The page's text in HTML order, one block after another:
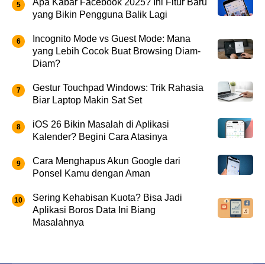
yang Bikin Pengguna Balik Lagi
Incognito Mode vs Guest Mode: Mana
yang Lebih Cocok Buat Browsing Diam-
Diam?
Gestur Touchpad Windows: Trik Rahasia
Biar Laptop Makin Sat Set
iOS 26 Bikin Masalah di Aplikasi
Kalender? Begini Cara Atasinya
Cara Menghapus Akun Google dari
Ponsel Kamu dengan Aman
Sering Kehabisan Kuota? Bisa Jadi
Aplikasi Boros Data Ini Biang
Masalahnya